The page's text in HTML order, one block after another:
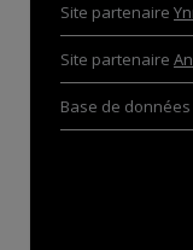
Site partenaire
Site partenaire
Base de